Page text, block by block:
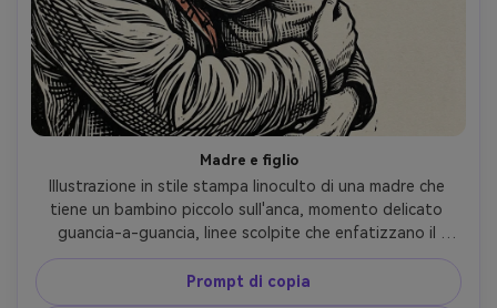
Madre e figlio
Illustrazione in stile stampa linoculto di una madre che
tiene un bambino piccolo sull'anca, momento delicato
guancia-a-guancia, linee scolpite che enfatizzano il
calore e pieghe di tessuto, ombreggiatura morbida del
portello, sfondo negativo audace dello spazio, inchiostro
nero palette limitata su carta crema con un sottile
Prompt di copia